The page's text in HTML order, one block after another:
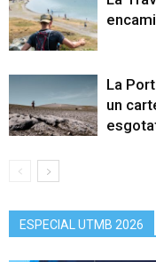
La
un
ESPECIAL UTMB 2026